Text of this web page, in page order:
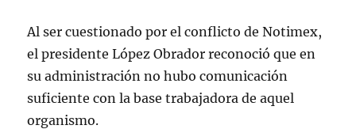
Al ser cuestionado por el conflicto de Notimex,
el presidente López Obrador reconoció que en
su administración no hubo comunicación
suficiente con la base trabajadora de aquel
organismo.